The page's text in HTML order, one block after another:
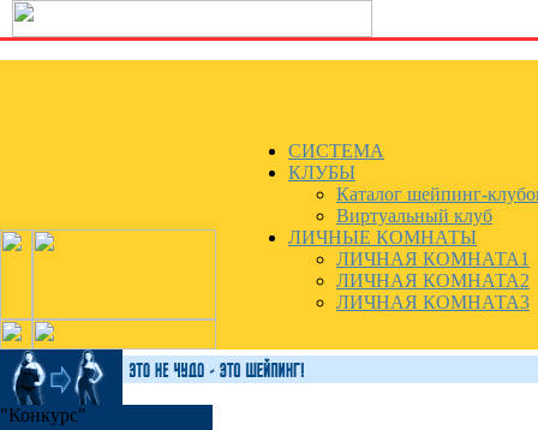
СИСТЕМА
КЛУБЫ
Каталог шейпинг-
Виртуальный клуб
ЛИЧНЫЕ КОМНАТЫ
ЛИЧНАЯ КОМНАТА1
ЛИЧНАЯ КОМНАТА2
ЛИЧНАЯ КОМНАТА3
"Конкурс"